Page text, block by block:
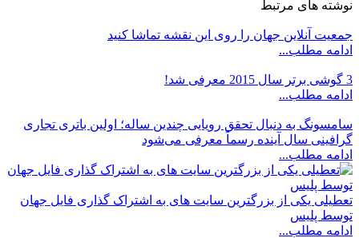
نوشته های مرتبط
جمعیت آنلاین جهان را روی این نقشه تماشا کنید
ادامه مطلب...
3 گوشی برتر سال 2015 معرفی شد!
ادامه مطلب...
سامسونگ به دنبال تحقق رویایی چندین ساله؛ اولین باتری تجاری
گرافینی سال آینده رسماً معرفی می‌شود
ادامه مطلب...
تعطیلی یکی از بزرگترین سایت های به اشتراک گذاری فایل جهان
توسط پلیس
ادامه مطلب...